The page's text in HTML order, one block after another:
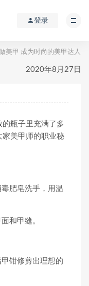
登录
美甲 成为时尚的美甲达人
2020年8月27日
瓶子里充满了多
家美甲师的职业秘
肥皂洗手，用温
和甲缝。
钳修剪出理想的